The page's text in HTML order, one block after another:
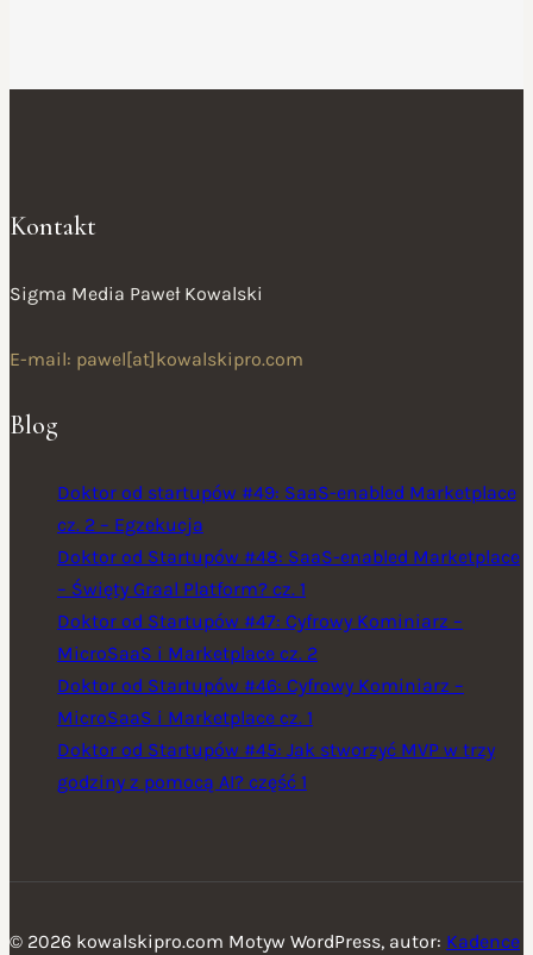
Kontakt
Sigma Media Paweł Kowalski
E-mail: pawel[at]kowalskipro.com
Blog
Doktor od startupów #49: SaaS-enabled Marketplace
cz. 2 – Egzekucja
Doktor od Startupów #48: SaaS-enabled Marketplace
– Święty Graal Platform? cz. 1
Doktor od Startupów #47: Cyfrowy Kominiarz –
MicroSaaS i Marketplace cz. 2
Doktor od Startupów #46: Cyfrowy Kominiarz –
MicroSaaS i Marketplace cz. 1
Doktor od Startupów #45: Jak stworzyć MVP w trzy
godziny z pomocą AI? część 1
© 2026 kowalskipro.com Motyw WordPress, autor: Kadence